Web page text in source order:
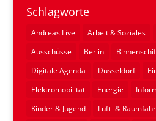
Schlagworte
Andreas Live Arbeit & Soziales
Ausschüsse
Berlin
Digitale Agenda
Düsseldorf
Elektromobilität
Energie
Kinder & Jugend
Luft- &